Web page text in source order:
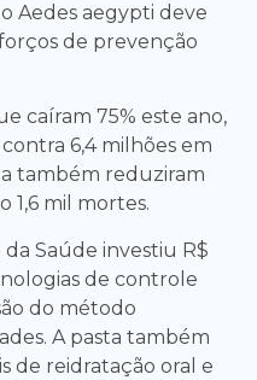
Aedes aegypti deve
de prevenção
caíram 75% este ano,
6,4 milhões em
também reduziram
1,6 mil mortes.
Saúde investiu R$
de controle
do método
A pasta também
de reidratação oral e